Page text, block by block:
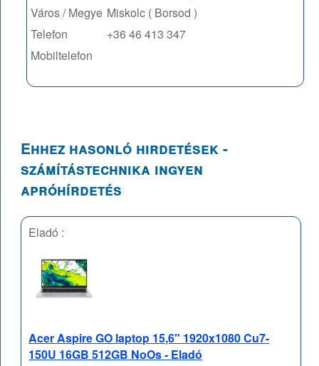
Város / Megye Miskolc ( Borsod )
Telefon
+36 46 413 347
Mobiltelefon
Ehhez hasonló hirdetések -
számítástechnika ingyen
apróhírdetés
Eladó :
Acer Aspire GO laptop 15,6" 1920x1080 Cu7-
150U 16GB 512GB NoOs - Eladó